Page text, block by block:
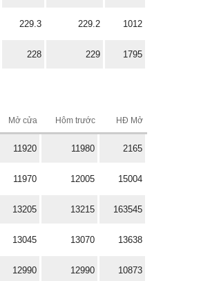
229.3 229.2 1012
228 229 1795
Mở cửa Hôm trước HĐ Mở
11920 11980 2165
11970 12005 15004
13205 13215 163545
13045 13070 13638
12990 12990 10873